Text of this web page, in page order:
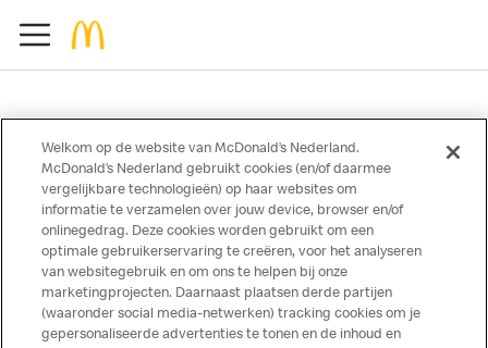
Over ons
Services
Contact
Welkom op de website van McDonald’s Nederland.
McDonald’s Nederland gebruikt cookies (en/of daarmee
vergelijkbare technologieën) op haar websites om
informatie te verzamelen over jouw device, browser en/of
onlinegedrag. Deze cookies worden gebruikt om een
optimale gebruikerservaring te creëren, voor het analyseren
van websitegebruik en om ons te helpen bij onze
marketingprojecten. Daarnaast plaatsen derde partijen
(waaronder social media-netwerken) tracking cookies om je
gepersonaliseerde advertenties te tonen en de inhoud en